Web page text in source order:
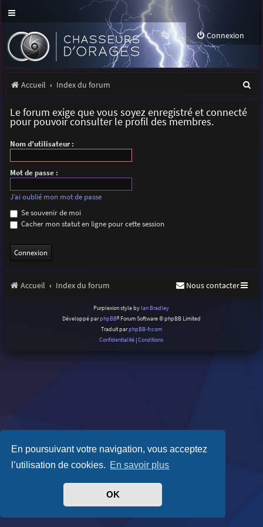
En poursuivant votre navigation, vous acceptez
l’utilisation de cookies. En savoir plus
OK
Connexion
Accueil Index du forum
Le forum exige que vous soyez enregistré et connecté
pour pouvoir consulter le profil des membres.
Nom d’utilisateur :
Mot de passe :
J’ai oublié mon mot de passe
Se souvenir de moi
Cacher mon statut en ligne pour cette session
Accueil Index du forum Nous contacter
Purplexion style by Ian Bradley
Développé parphpBB® Forum Software © phpBB Limited
Traduit parphpBB-fr.com
Confidentialité |Conditions